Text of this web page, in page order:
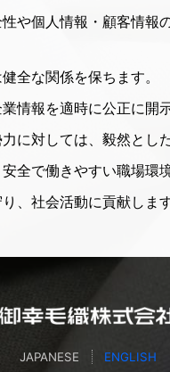
や個人情報・顧客情報
全な関係を保ちます。
情報を適時に公正に開示
に対しては、毅然とし
全で働きやすい職場環
、社会活動に貢献します
JAPANESE ENGLISH